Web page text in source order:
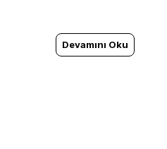
Devamını Oku